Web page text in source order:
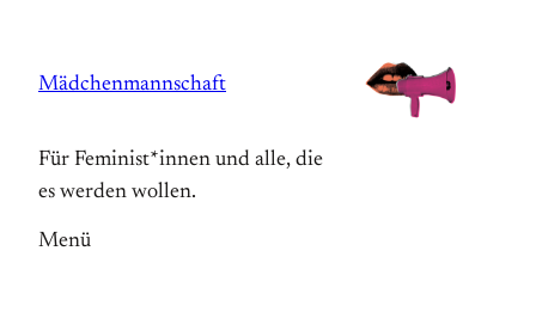
springen
Mädchenmannschaft
Für Feminist*innen und alle, die
es werden wollen.
Menü